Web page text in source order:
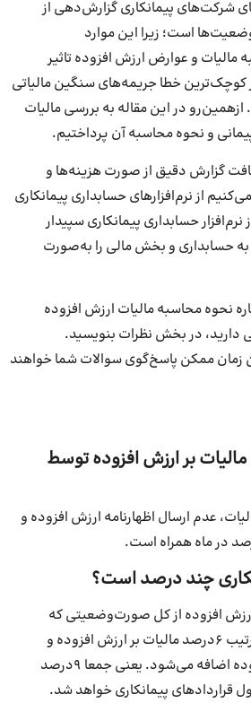
شرکت‌های پیمانکاری گزارش‌دهی از
است؛ زیرا این موارد
و عوارض ارزش افزوده تاثیر
کوچک‌ترین خطا جریمه‌های سنگین مالیاتی
در این مقاله به بررسی مالیات
و نحوه محاسبه آن پرداختیم.
گزارش دقیق از صورت هزینه‌ها و
از نرم‌افزارهای حسابداری پیمانکاری
نرم‌افزار حسابداری پیمانکاری سپیدار
به حسابداری و بخش مالی را به‌صورت
نحوه محاسبه مالیات ارزش افزوده
دارید، در بخش نظرات بنویسید.
زمان ممکن پاسخ‌گوی سوالات شما خواهند
بر ارزش افزوده توسط
23 قانون مالیات، عدم ارسال اظهارنامه ارزش افزوده و
چند درصد است؟
افزوده از کل صورت‌وضعیتی که
پیمانکار ارائه می‌دهد به ترتیب 6درصد مالیات بر ارزش افزوده و
3درصد عوارض ارزش افزوده اضافه می‌شود. یعنی جمعا 9درصد
قراردادهای پیمانکاری خواهد شد.